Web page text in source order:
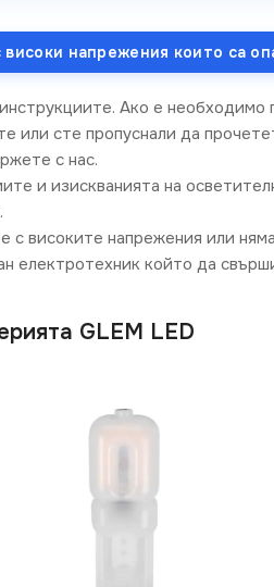
напрежения които са
Ако е необходимо
или сте пропуснали да
с нас.
и изискванията на
с високите напрежения или
електротехник който да
GLEM LED